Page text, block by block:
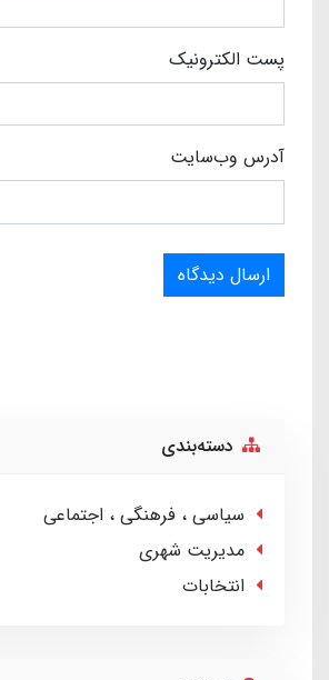
پست الکترونیک
آدرس وب‌سایت
ارسال دیدگاه
دسته‌بندی
سیاسی ، فرهنگی ، اجتماعی
مدیریت شهری
انتخابات